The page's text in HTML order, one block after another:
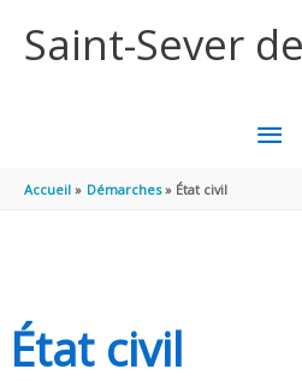
Saint-Sever
Accueil Démarches État civil
État civil